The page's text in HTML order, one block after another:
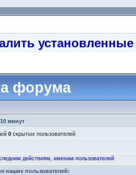
форума
минут
0скрытых пользователей
действиям именам пользователей
наших пользователей: